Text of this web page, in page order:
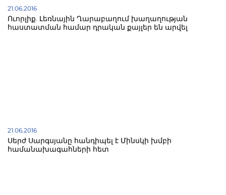
21.06.2016
Ուորլիք. Լեռնային Ղարաբաղում խաղաղության
հաստատման համար դրական քայլեր են արվել
21.06.2016
Սերժ Սարգսյանը հանդիպել է Մինսկի խմբի
համանախագահների հետ